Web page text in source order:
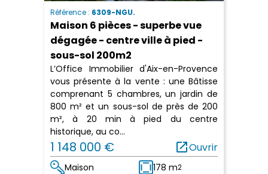
Référence : 6309-NGU.
Maison 6 pièces - superbe vue
dégagée - centre ville à pied -
sous-sol 200m2
L’Office Immobilier d'Aix-en-Provence
vous présente à la vente : une Bâtisse
comprenant 5 chambres, un jardin de
800 m² et un sous-sol de près de 200
m², à 20 min à pied du centre
historique, au co...
1 148 000 € open_in_newOuvrir
Maison 178 m2